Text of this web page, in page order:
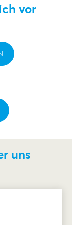
vor
uns